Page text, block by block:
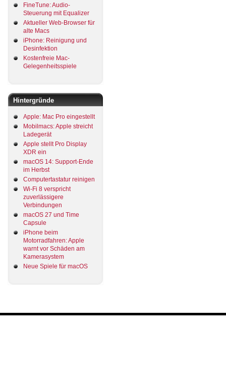
FineTune: Audio-
Steuerung mit Equalizer
Aktueller Web-Browser für
alte Macs
iPhone: Reinigung und
Desinfektion
Kostenfreie Mac-
Gelegenheitsspiele
Hintergründe
Apple: Mac Pro eingestellt
Mobilmacs: Apple streicht
Ladegerät
Apple stellt Pro Display
XDR ein
macOS 14: Support-Ende
im Herbst
Computertastatur reinigen
Wi-Fi 8 verspricht
zuverlässigere
Verbindungen
macOS 27 und Time
Capsule
iPhone beim
Motorradfahren: Apple
warnt vor Schäden am
Kamerasystem
Neue Spiele für macOS